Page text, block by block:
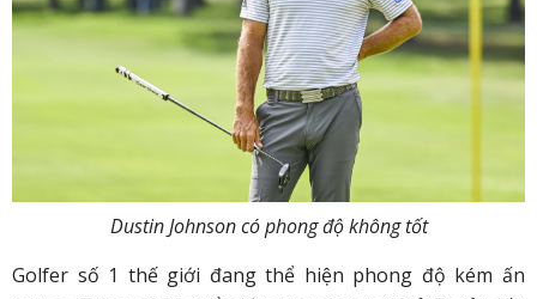
Dustin Johnson có phong độ không tốt
Golfer số 1 thế giới đang thể hiện phong độ kém ấn